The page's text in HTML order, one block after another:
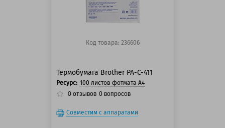
Код товара: 236606
Термобумага Brother PA-C-411
Ресурс: 100 листов фотмата А4
0 отзывов 0 вопросов
Совместим с аппаратами